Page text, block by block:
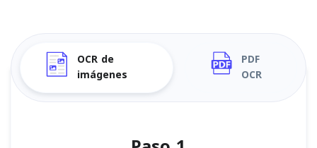
OCR de
imágenes
PDF
OCR